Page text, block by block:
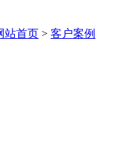
站首页 > 客户案例